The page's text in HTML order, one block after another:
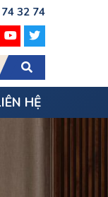
32 74
HỆ